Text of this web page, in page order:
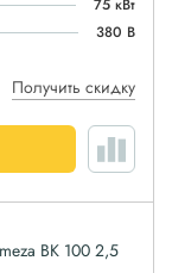
75 кВт
380 В
Получить скидку
ВК 100 2,5